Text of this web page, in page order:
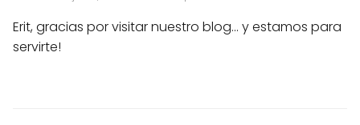
Erit, gracias por visitar nuestro blog... y estamos para
servirte!